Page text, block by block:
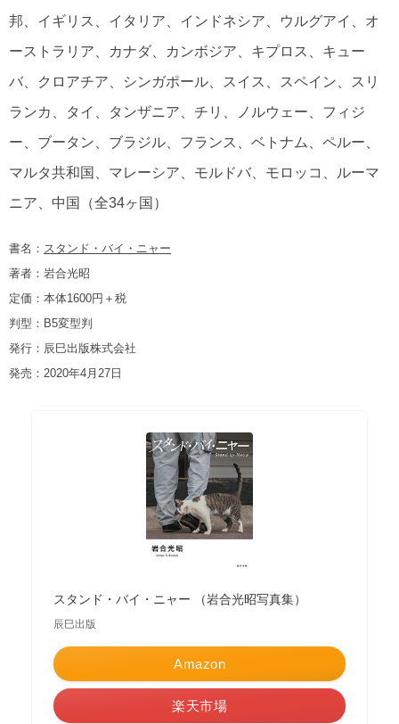
邦、イギリス、イタリア、インドネシア、ウルグアイ、オ
ーストラリア、カナダ、カンボジア、キプロス、キュー
バ、クロアチア、シンガポール、スイス、スペイン、スリ
ランカ、タイ、タンザニア、チリ、ノルウェー、フィジ
ー、ブータン、ブラジル、フランス、ベトナム、ペルー、
マルタ共和国、マレーシア、モルドバ、モロッコ、ルーマ
ニア、中国（全34ヶ国）
書名： スタンド・バイ・ニャー
著者：岩合光昭
定価：本体1600円＋税
判型：B5変型判
発行：辰巳出版株式会社
発売：2020年4月27日
スタンド・バイ・ニャー （岩合光昭写真集）
辰巳出版
Amazon
楽天市場